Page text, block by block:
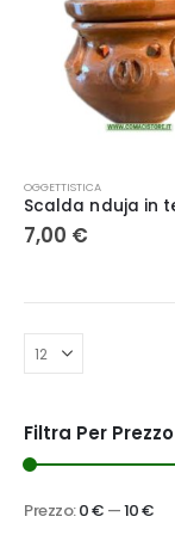
OGGETTISTICA
7,00 €
Filtra Per Prezzo
Prezzo:0 € —10 €